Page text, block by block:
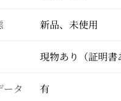
新品、未使用
現物あり（証明書
ータ 有